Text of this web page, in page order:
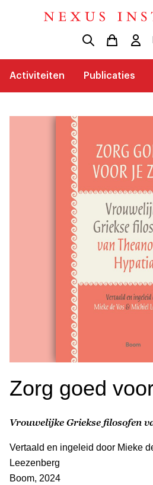
Activiteiten Publicaties
Zorg goed
Vrouwelijke Griekse filosofen
Vertaald en ingeleid door Mieke
Leezenberg
Boom, 2024